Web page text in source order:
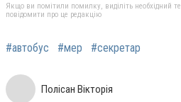
Якщо ви помітили помилку, виділіть необхідний
повідомити про це редакцію
#автобус #мер #секретар
Полісан Вікторія